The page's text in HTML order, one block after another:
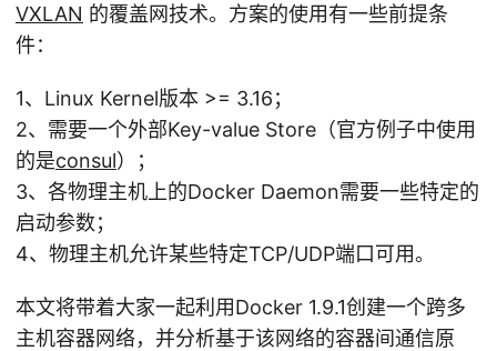
VXLAN 的覆盖网技术。方案的使用有一些前提条
件：
1、Linux Kernel版本 >= 3.16；
2、需要一个外部Key-value Store（官方例子中使用
的是consul）；
3、各物理主机上的Docker Daemon需要一些特定的
启动参数；
4、物理主机允许某些特定TCP/UDP端口可用。
本文将带着大家一起利用Docker 1.9.1创建一个跨多
主机容器网络，并分析基于该网络的容器间通信原